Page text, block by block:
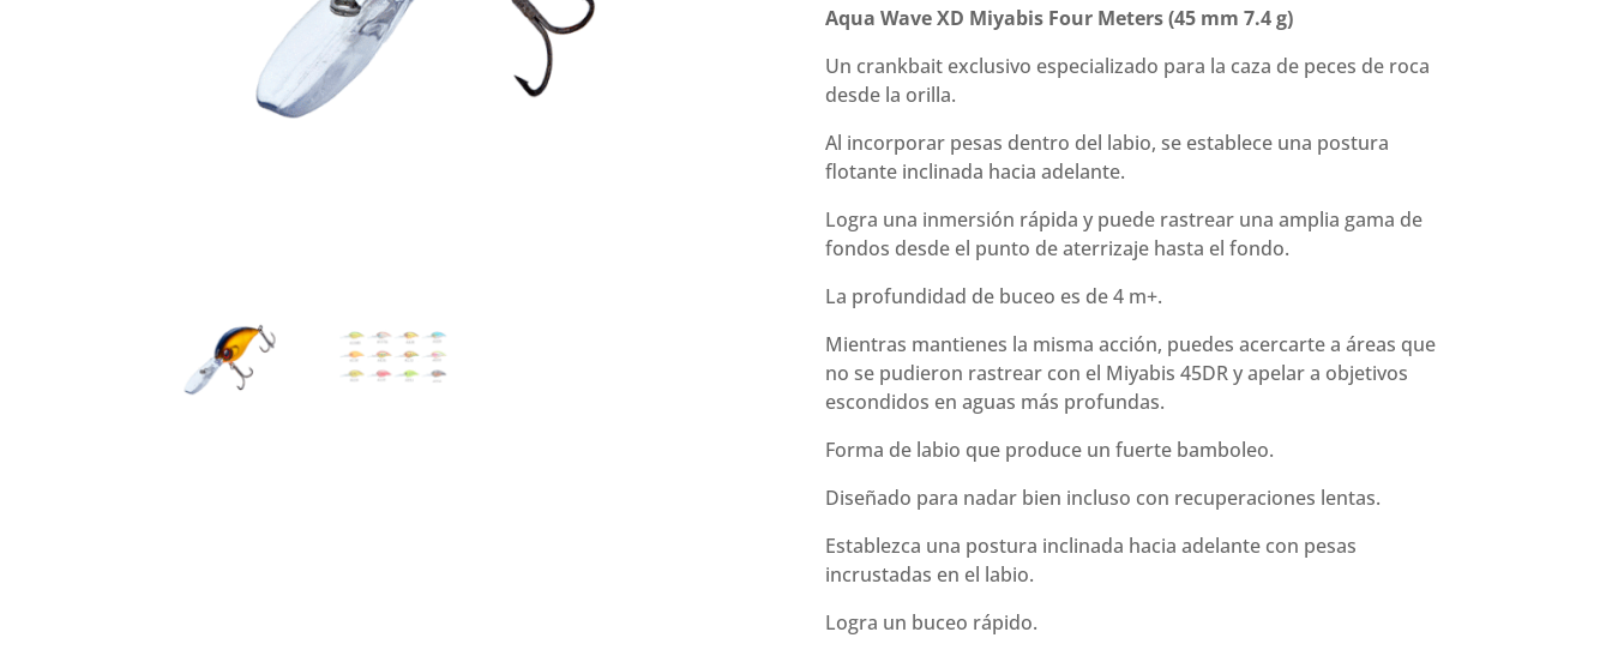
Miyabis
Four
Meters
mm
7.4
cantidad
Aqua Wave XD Miyabis Four Meters (45 mm 7.4 g)
Un crankbait exclusivo especializado para la caza de peces de roca
desde la orilla.
Al incorporar pesas dentro del labio, se establece una postura
flotante inclinada hacia adelante.
Logra una inmersión rápida y puede rastrear una amplia gama de
fondos desde el punto de aterrizaje hasta el fondo.
La profundidad de buceo es de 4 m+.
Mientras mantienes la misma acción, puedes acercarte a áreas que
no se pudieron rastrear con el Miyabis 45DR y apelar a objetivos
escondidos en aguas más profundas.
Forma de labio que produce un fuerte bamboleo.
Diseñado para nadar bien incluso con recuperaciones lentas.
Establezca una postura inclinada hacia adelante con pesas
incrustadas en el labio.
Logra un buceo rápido.